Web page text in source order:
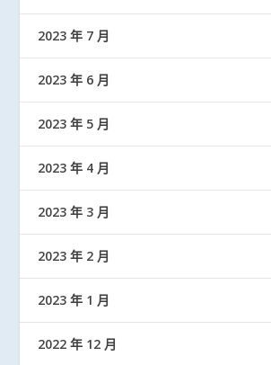
2023 年 7 月
2023 年 6 月
2023 年 5 月
2023 年 4 月
2023 年 3 月
2023 年 2 月
2023 年 1 月
2022 年 12 月